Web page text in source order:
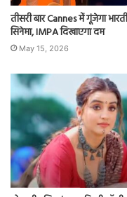
तीसरी बार Cannes में गूंजेगा
सिनेमा, IMPA दिखाएगा दम
May 15, 2026